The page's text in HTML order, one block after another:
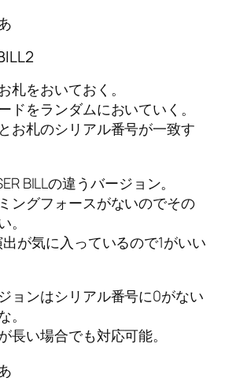
札をおいておく。
ドをランダムにおいていく。
お札のシリアル番号が一致す
BILLの違うバージョン。
ングフォースがないのでその
。
が気に入っているので1がいい
ョンはシリアル番号に0がない
。
長い場合でも対応可能。